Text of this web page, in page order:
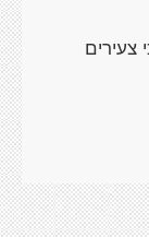
צעירים